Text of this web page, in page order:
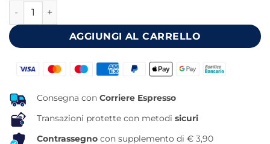
19,90 €.16,87 €.
MONOSELECT AKBA 30 COMPRESSE FILMATE quantità
AGGIUNGI AL CARRELLO
Consegna con Corriere Espresso
Transazioni protette con metodi sicuri
Contrassegno con supplemento di € 3,90